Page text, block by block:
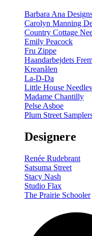
Barbara Ana
Carolyn Manning
Country Cottage
Emily Peacock
Fru Zippe
Haandarbejdets
Kreanålen
La-D-Da
Little House
Madame Chantilly
Pelse Asboe
Plum Street
Designere
Renée Rudebrant
Satsuma Street
Stacy Nash
Studio Flax
The Prairie Schooler